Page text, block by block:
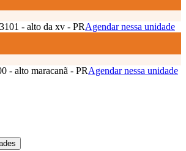
- alto da xv - PRAgendar nessa unidade
- alto maracanã - PRAgendar nessa unidade